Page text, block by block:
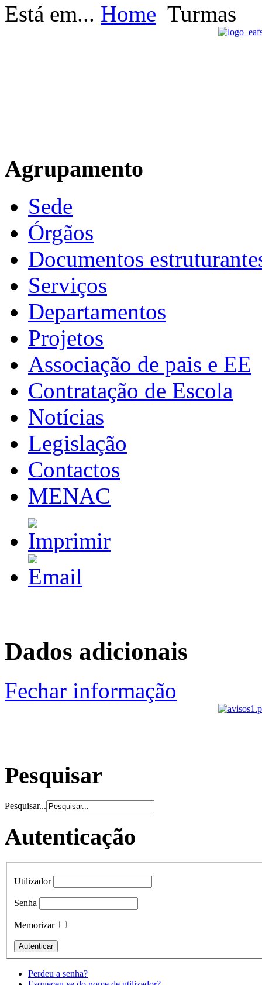
Está em... Home Turmas
Agrupamento
Sede
Órgãos
Documentos
Serviços
Departamentos
Projetos
Associação de pais e EE
Contratação de Escola
Notícias
Legislação
Contactos
MENAC
Dados adicionais
Fechar informação
Pesquisar
Pesquisar...
Autenticação
Utilizador
Senha
Memorizar
Perdeu a senha?